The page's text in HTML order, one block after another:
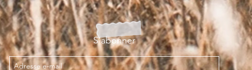
S'abonner